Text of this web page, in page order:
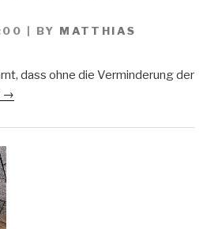
BY MATTHIAS
dass ohne die Verminderung der
→